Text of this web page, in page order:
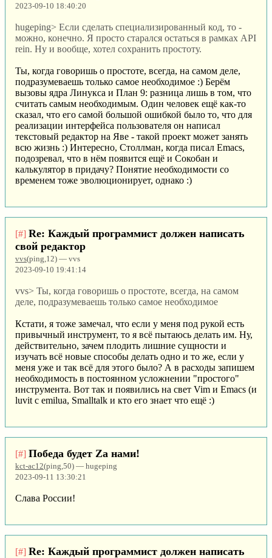
2023-09-10 18:40:20
hugeping> Если сделать специализированный код, то -
можно, конечно. Я просто старался остаться в рамках API
rein. Ну и вообще, хотел сохранить простоту.
Ты, когда говоришь о простоте, всегда, на самом деле,
подразумеваешь только самое необходимое :) Берём
вызовы ядра Линукса и План 9: разница лишь в том, что
считать самым необходимым. Один человек ещё как-то
сказал, что его самой большой ошибкой было то, что для
реализации интерфейса пользователя он написал
текстовый редактор на Яве - такой проект может занять
всю жизнь :) Интересно, Столлман, когда писал Emacs,
подозревал, что в нём появится ещё и Сокобан и
калькулятор в придачу? Понятие необходимости со
временем тоже эволюционирует, однако :)
[#] Re: Каждый программист должен написать
свой редактор
vvs(ping,12) — vvs
2023-09-10 19:41:14
vvs> Ты, когда говоришь о простоте, всегда, на самом
деле, подразумеваешь только самое необходимое
Кстати, я тоже замечал, что если у меня под рукой есть
привычный инструмент, то я всё пытаюсь делать им. Ну,
действительно, зачем плодить лишние сущности и
изучать всё новые способы делать одно и то же, если у
меня уже и так всё для этого было? А в расходы запишем
необходимость в постоянном усложнении "простого"
инструмента. Вот так и появились на свет Vim и Emacs (и
luvit с emilua, Smalltalk и кто его знает что ещё :)
[#] Победа будет Za нами!
kct-ac12(ping,50) — hugeping
2023-09-11 13:30:21
Слава России!
[#] Re: Каждый программист должен написать